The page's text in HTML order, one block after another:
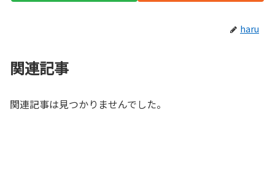
haru
関連記事
関連記事は見つかりませんでした。